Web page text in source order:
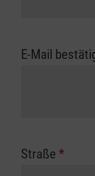
E-Mail
Straße *